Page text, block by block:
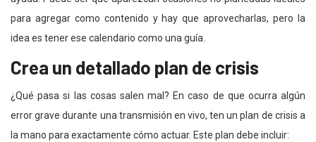
para agregar como contenido y hay que aprovecharlas, pero la
idea es tener ese calendario como una guía.
Crea un detallado plan de crisis
¿Qué pasa si las cosas salen mal? En caso de que ocurra algún
error grave durante una transmisión en vivo, ten un plan de crisis a
la mano para exactamente cómo actuar. Este plan debe incluir: